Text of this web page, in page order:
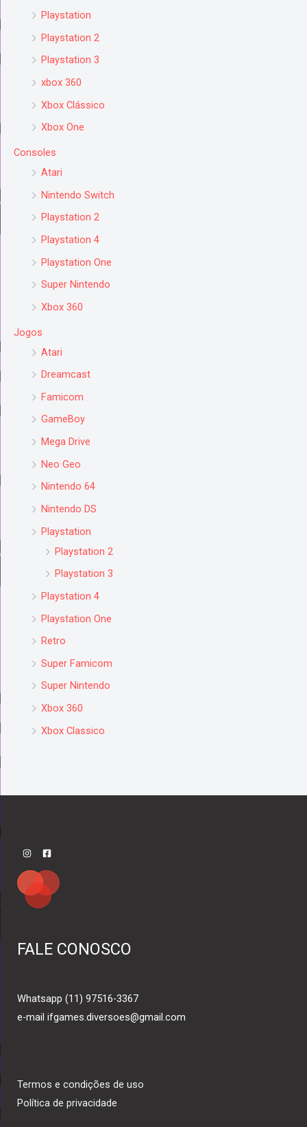
Playstation
Playstation 2
Playstation 3
xbox 360
Xbox Clássico
Xbox One
Consoles
Atari
Nintendo Switch
Playstation 2
Playstation 4
Playstation One
Super Nintendo
Xbox 360
Jogos
Atari
Dreamcast
Famicom
GameBoy
Mega Drive
Neo Geo
Nintendo 64
Nintendo DS
Playstation
Playstation 2
Playstation 3
Playstation 4
Playstation One
Retro
Super Famicom
Super Nintendo
Xbox 360
Xbox Classico
FALE CONOSCO
Whatsapp (11) 97516-3367
e-mail ifgames.diversoes@gmail.com
Termos e condições de uso
Política de privacidade